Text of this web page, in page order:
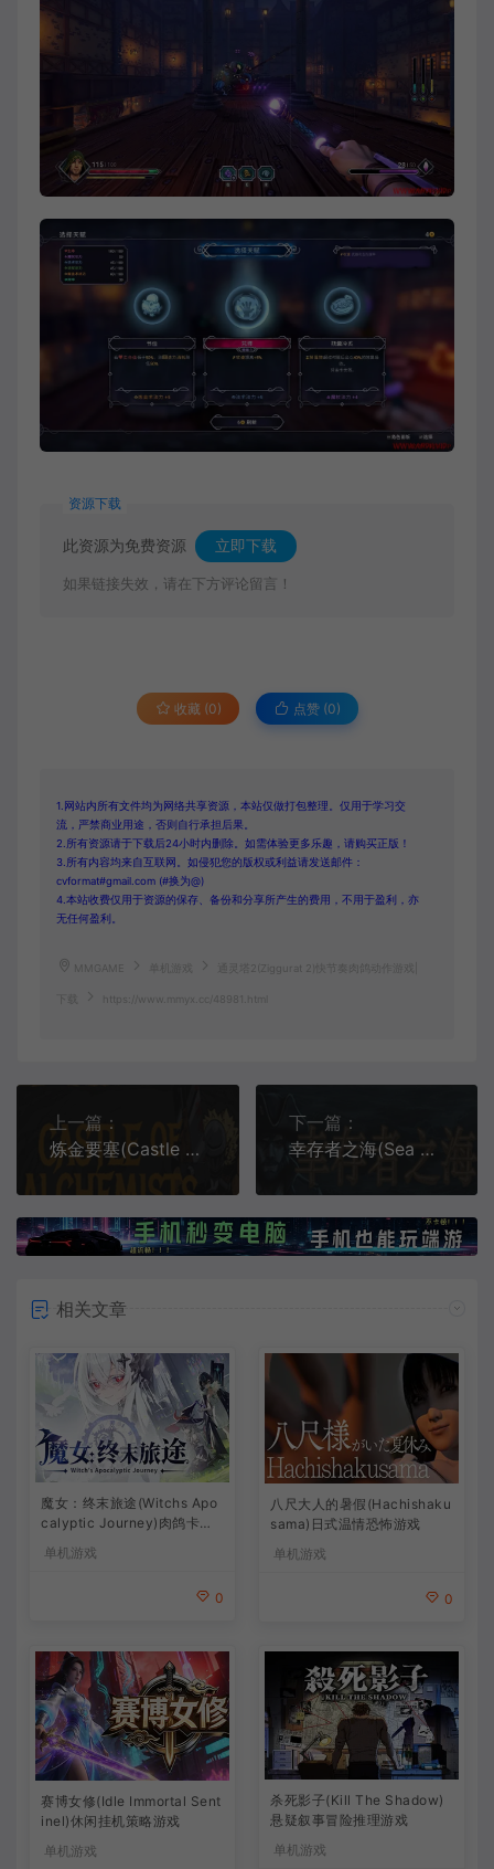
资源下载
此资源为免费资源 立即下载
如果链接失效，请在下方评论留言！
收藏 (0) 点赞 (0)
1.网站内所有文件均为网络共享资源，本站仅做打包整理。仅用于学习交
流，严禁商业用途，否则自行承担后果。
2.所有资源请于下载后24小时内删除。如需体验更多乐趣，请购买正版！
3.所有内容均来自互联网。如侵犯您的版权或利益请发送邮件：
cvformat#gmail.com (#换为@)
4.本站收费仅用于资源的保存、备份和分享所产生的费用，不用于盈利，亦
无任何盈利。
MMGAME 通灵塔2(Ziggurat 2)快节奏肉鸽动作游戏|
https://www.mmyx.cc/48981.html
上一篇：
炼金要塞(Castle Of Alchemists)像素塔防策略游戏|下载
下一篇：
幸存者之海(Sea of Survivors)航海幸存者游戏|下载
相关文章
魔女：终末旅途(Witchs Apo
calyptic Journey)肉鸽卡牌
策略游戏
单机游戏
0
八尺大人的暑假(Hachishaku
sama)日式温情恐怖游戏
单机游戏
0
赛博女修(Idle Immortal Sent
inel)休闲挂机策略游戏
单机游戏
杀死影子(Kill The Shadow)
悬疑叙事冒险推理游戏
单机游戏